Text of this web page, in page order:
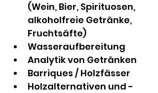
(Wein, Bier, Spirituosen,
alkoholfreie Getränke,
Fruchtsäfte)
Wasseraufbereitung
Analytik von Getränken
Barriques / Holzfässer
Holzalternativen und -